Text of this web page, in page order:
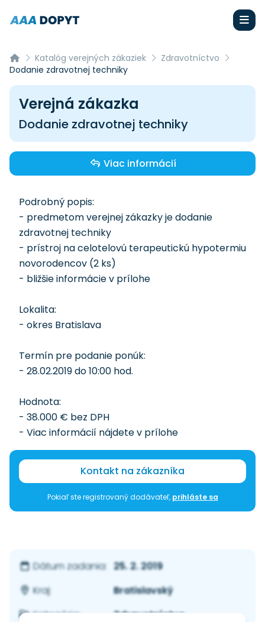
Katalóg verejných zákaziek
Zdravotníctvo
Dodanie zdravotnej techniky
Verejná zákazka
Dodanie zdravotnej techniky
Viac informácií
Podrobný popis:
- predmetom verejnej zákazky je dodanie
zdravotnej techniky
- prístroj na celotelovú terapeutickú hypotermiu
novorodencov (2 ks)
- bližšie informácie v prílohe
Lokalita:
- okres Bratislava
Termín pre podanie ponúk:
- 28.02.2019 do 10:00 hod.
Hodnota:
- 38.000 € bez DPH
- Viac informácií nájdete v prílohe
Kontakt na zákazníka
Pokiaľ ste registrovaný dodávateľ, prihláste sa
Dátum zadania: 25. 2. 2019
Kraj:
Bratislavský
Kategória:
Zdravotníctvo